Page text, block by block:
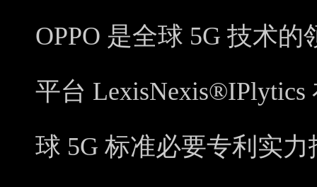
OPPO 是全球 5G 技术
平台 LexisNexis®IPlytics
球 5G 标准必要专利实